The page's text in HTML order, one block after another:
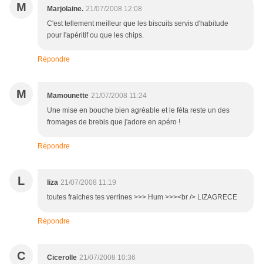
M Marjolaine. 21/07/2008 12:08
C'est tellement meilleur que les biscuits servis d'habitude
pour l'apéritif ou que les chips.
Répondre
M Mamounette 21/07/2008 11:24
Une mise en bouche bien agréable et le féta reste un des
fromages de brebis que j'adore en apéro !
Répondre
L liza 21/07/2008 11:19
toutes fraiches tes verrines >>> Hum >>><br /> LIZAGRECE
Répondre
C Cicerolle 21/07/2008 10:36